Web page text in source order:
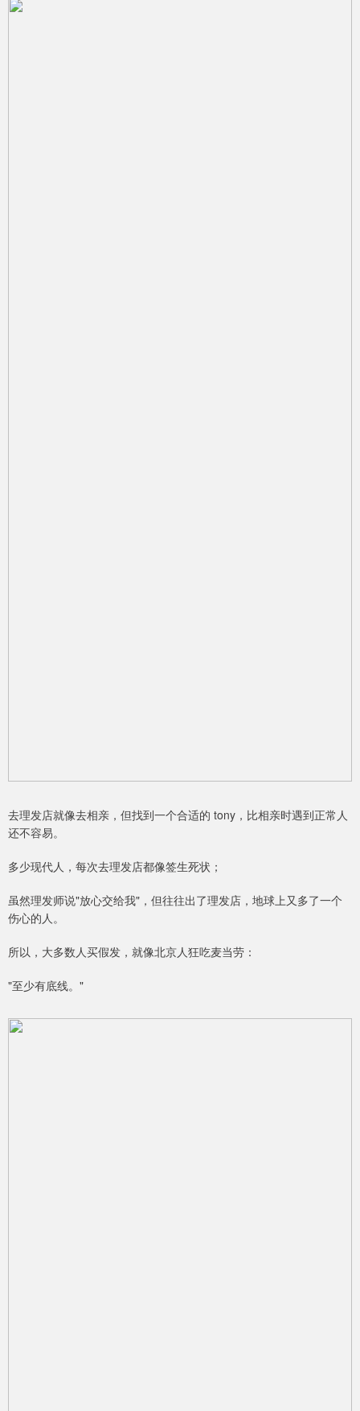
去理发店就像去相亲，但找到一个合适的 tony，比相亲时遇到正常人
还不容易。
多少现代人，每次去理发店都像签生死状；
虽然理发师说"放心交给我"，但往往出了理发店，地球上又多了一个
伤心的人。
所以，大多数人买假发，就像北京人狂吃麦当劳：
"至少有底线。"